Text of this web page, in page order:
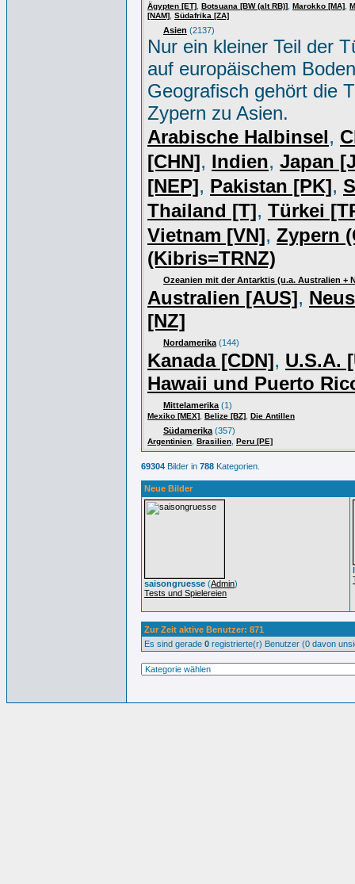
Ägypten [ET] Botsuana [BW (alt RB)] Marokko [MA]
[NAM] Südafrika [ZA]
Asien (2137)
Nur ein kleiner Teil der
auf europäischem
Geografisch gehört die
Zypern zu Asien.
Arabische Halbinsel,
[CHN], Indien, Japan
[NEP], Pakistan [PK],
Thailand [T], Türkei
Vietnam [VN], Zypern
(Kibris=TRNZ)
Ozeanien mit der Antarktis (u.a. Australien +
Australien [AUS],
[NZ]
Nordamerika (144)
Kanada [CDN], U.S.A.
Hawaii und Puerto
Mittelamerika (1)
Mexiko [MEX] Belize [BZ] Die Antillen
Südamerika (357)
Argentinien Brasilien Peru [PE]
69304 Bilder in 788 Kategorien.
Neue Bilder
saisongruesse (Admin)
Tests und Spielereien
Zur Zeit aktive Benutzer: 871
Es sind gerade 0 registrierte(r) Benutzer (0 davon